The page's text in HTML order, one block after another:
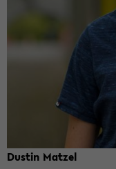
Dus­tin Mat­zel